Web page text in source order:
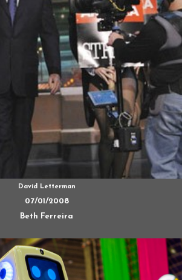
David Letterman
07/01/2008
Beth Ferreira